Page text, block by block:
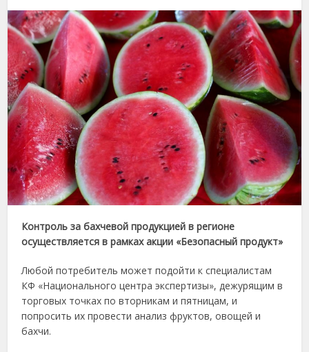
Контроль за бахчевой продукцией в регионе
осуществляется в рамках акции «Безопасный продукт»
Любой потребитель может подойти к специалистам
КФ «Национального центра экспертизы», дежурящим в
торговых точках по вторникам и пятницам, и
попросить их провести анализ фруктов, овощей и
бахчи.